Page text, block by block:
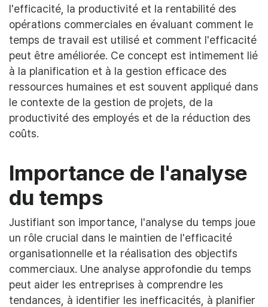
l'efficacité, la productivité et la rentabilité des
opérations commerciales en évaluant comment le
temps de travail est utilisé et comment l'efficacité
peut être améliorée. Ce concept est intimement lié
à la planification et à la gestion efficace des
ressources humaines et est souvent appliqué dans
le contexte de la gestion de projets, de la
productivité des employés et de la réduction des
coûts.
Importance de l'analyse
du temps
Justifiant son importance, l'analyse du temps joue
un rôle crucial dans le maintien de l'efficacité
organisationnelle et la réalisation des objectifs
commerciaux. Une analyse approfondie du temps
peut aider les entreprises à comprendre les
tendances, à identifier les inefficacités, à planifier